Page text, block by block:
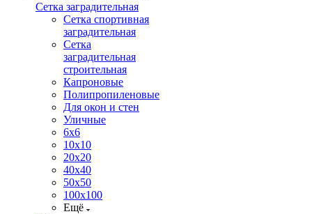
Сетка заградительная
Сетка спортивная
заградительная
Сетка
заградительная
строительная
Капроновые
Полипропиленовые
Для окон и стен
Уличные
6х6
10х10
20х20
40х40
50х50
100х100
Ещё